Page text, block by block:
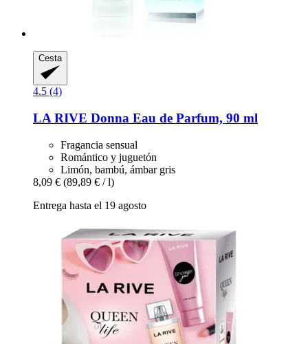
Cesta
4.5 (4)
LA RIVE Donna Eau de Parfum, 90 ml
Fragancia sensual
Romántico y juguetón
Limón, bambú, ámbar gris
8,09 € (89,89 € / l)
Entrega hasta el 19 agosto